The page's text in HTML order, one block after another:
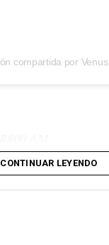
CONTINUAR LEYENDO